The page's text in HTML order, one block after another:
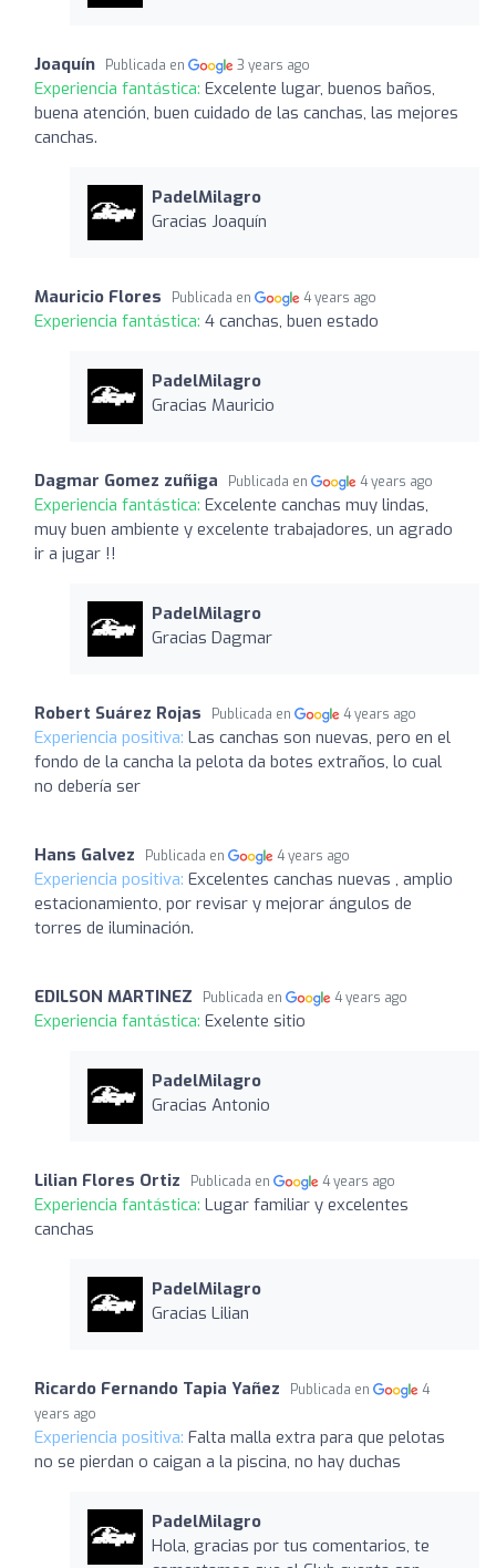
Joaquín Publicada en 3 years ago
Experiencia fantástica: Excelente lugar, buenos baños,
buena atención, buen cuidado de las canchas, las mejores
canchas.
PadelMilagro
Gracias Joaquín
Mauricio Flores Publicada en 4 years ago
Experiencia fantástica: 4 canchas, buen estado
PadelMilagro
Gracias Mauricio
Dagmar Gomez zuñiga Publicada en 4 years ago
Experiencia fantástica: Excelente canchas muy lindas,
muy buen ambiente y excelente trabajadores, un agrado
ir a jugar !!
PadelMilagro
Gracias Dagmar
Robert Suárez Rojas Publicada en 4 years ago
Experiencia positiva: Las canchas son nuevas, pero en el
fondo de la cancha la pelota da botes extraños, lo cual
no debería ser
Hans Galvez Publicada en 4 years ago
Experiencia positiva: Excelentes canchas nuevas , amplio
estacionamiento, por revisar y mejorar ángulos de
torres de iluminación.
EDILSON MARTINEZ Publicada en 4 years ago
Experiencia fantástica: Exelente sitio
PadelMilagro
Gracias Antonio
Lilian Flores Ortiz Publicada en 4 years ago
Experiencia fantástica: Lugar familiar y excelentes
canchas
PadelMilagro
Gracias Lilian
Ricardo Fernando Tapia Yañez Publicada en
4
years ago
Experiencia positiva: Falta malla extra para que pelotas
no se pierdan o caigan a la piscina, no hay duchas
PadelMilagro
Hola, gracias por tus comentarios, te